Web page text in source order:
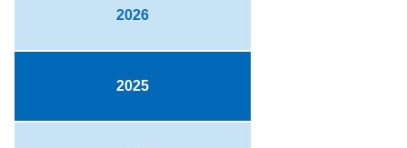
2026
2025